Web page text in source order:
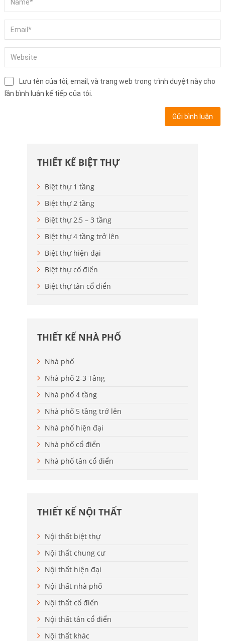
Lưu tên của tôi, email, và trang web trong trình duyệt này cho
lần bình luận kế tiếp của tôi.
THIẾT KẾ BIỆT THỰ
Biệt thự 1 tầng
Biệt thự 2 tầng
Biệt thự 2,5 – 3 tầng
Biệt thự 4 tầng trở lên
Biệt thự hiện đại
Biệt thự cổ điển
Biệt thự tân cổ điển
THIẾT KẾ NHÀ PHỐ
Nhà phố
Nhà phố 2-3 Tầng
Nhà phố 4 tầng
Nhà phố 5 tầng trở lên
Nhà phố hiện đại
Nhà phố cổ điển
Nhà phố tân cổ điển
THIẾT KẾ NỘI THẤT
Nội thất biệt thự
Nội thất chung cư
Nội thất hiện đại
Nội thất nhà phố
Nội thất cổ điển
Nội thất tân cổ điển
Nội thất khác